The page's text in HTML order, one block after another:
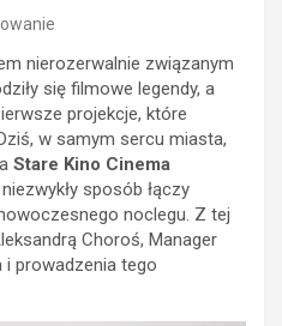
nierozerwalnie związanym
się filmowe legendy, a
projekcje, które
w samym sercu miasta,
Stare Kino Cinema
sposób łączy
noclegu. Z tej
Choroś, Manager
prowadzenia tego